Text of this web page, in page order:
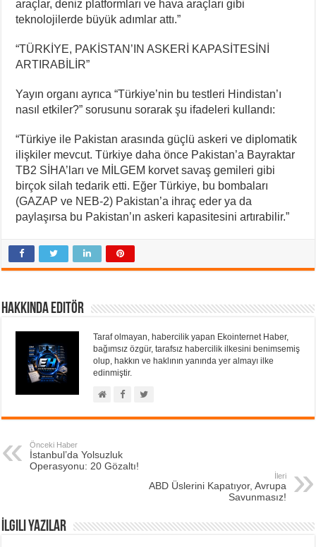
araçlar, deniz platformları ve hava araçları gibi
teknolojilerde büyük adımlar attı.”
“TÜRKİYE, PAKİSTAN’IN ASKERİ KAPASİTESİNİ
ARTIRABİLİR”
Yayın organı ayrıca “Türkiye’nin bu testleri Hindistan’ı
nasıl etkiler?” sorusunu sorarak şu ifadeleri kullandı:
“Türkiye ile Pakistan arasında güçlü askeri ve diplomatik
ilişkiler mevcut. Türkiye daha önce Pakistan’a Bayraktar
TB2 SİHA’ları ve MİLGEM korvet savaş gemileri gibi
birçok silah tedarik etti. Eğer Türkiye, bu bombaları
(GAZAP ve NEB-2) Pakistan’a ihraç eder ya da
paylaşırsa bu Pakistan’ın askeri kapasitesini artırabilir.”
Hakkında Editör
Taraf olmayan, habercilik yapan Ekointernet Haber,
bağımsız özgür, tarafsız habercilik ilkesini benimsemiş
olup, hakkın ve haklının yanında yer almayı ilke
edinmiştir.
Önceki Haber
İstanbul’da Yolsuzluk
Operasyonu: 20 Gözaltı!
İleri
ABD Üslerini Kapatıyor, Avrupa
Savunmasız!
İlgili Yazılar